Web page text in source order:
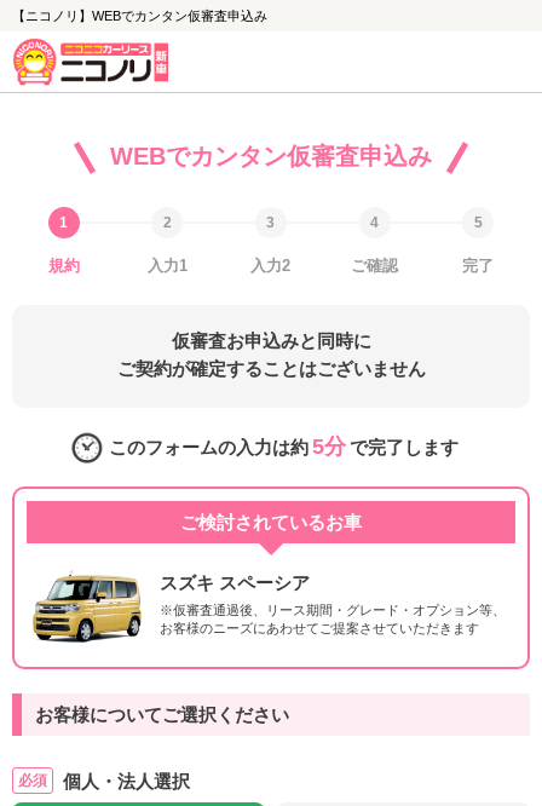
【ニコノリ】WEBでカンタン仮審査申込み
WEBでカンタン仮審査申込み
規約 入力1 入力2 ご確認 完了
仮審査お申込みと同時に
ご契約が確定することはございません
このフォームの入力は約 5分 で完了します
ご検討されているお車
スズキ スペーシア
※仮審査通過後、リース期間・グレード・オプション等、
お客様のニーズにあわせてご提案させていただきます
お客様についてご選択ください
個人・法人選択